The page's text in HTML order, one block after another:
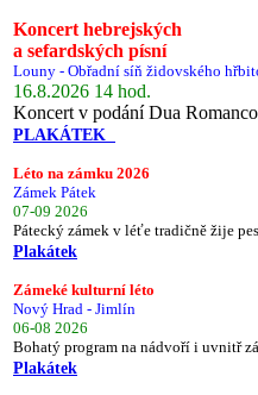
Koncert hebrejských
a sefardských písní
Louny - Obřadní síň židovského
16.8.2026 14 hod.
Koncert v podání Dua
PLAKÁTEK
Léto na zámku 2026
Zámek Pátek
07-09 2026
Pátecký zámek v léťe tradičně žije
Plakátek
Zámeké kulturní léto
Nový Hrad - Jimlín
06-08 2026
Bohatý program na nádvoří i uvnitř
Plakátek